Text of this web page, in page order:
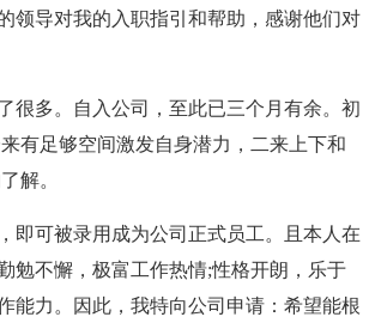
领导对我的入职指引和帮助，感谢他们对
多。自入公司，至此已三个月有余。初
有足够空间激发自身潜力，二来上下和
解。
可被录用成为公司正式员工。且本人在
勉不懈，极富工作热情;性格开朗，乐于
能力。因此，我特向公司申请：希望能根